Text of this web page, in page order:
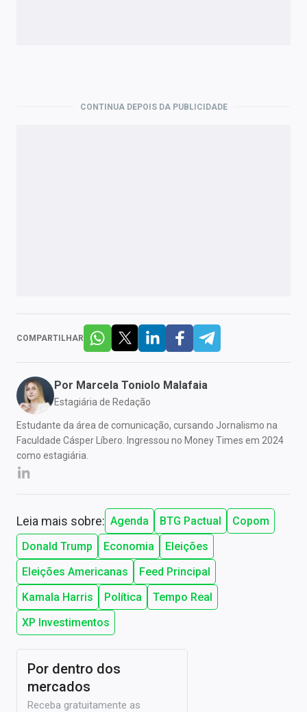
CONTINUA DEPOIS DA PUBLICIDADE
COMPARTILHAR
Por Marcela Toniolo Malafaia
Estagiária de Redação
Estudante da área de comunicação, cursando Jornalismo na
Faculdade Cásper Líbero. Ingressou no Money Times em 2024
como estagiária.
Leia mais sobre: Agenda BTG Pactual
Copom
Donald Trump
Economia
Eleições
Eleições Americanas
Feed Principal
Kamala Harris
Política
Tempo Real
XP Investimentos
Por dentro dos
mercados
Receba gratuitamente as